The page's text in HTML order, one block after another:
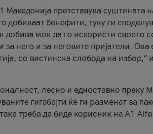
Македонија претставува суштината
добиваат бенефити, туку ги
моќ да го искористи своето
него и за неговите пријатели. Ова
со вистинска слобода на избор,“
лесно и едноставно преку
гигабајти ќе ги разменат за
треба да биде корисник на А1